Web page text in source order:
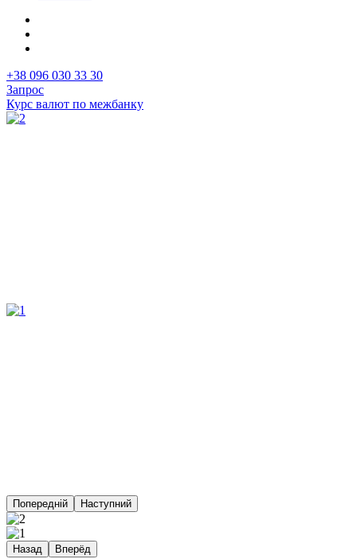
+38 096 030 33 30
Запрос
Курс валют по межбанку
Попередній Наступний
Назад Вперёд